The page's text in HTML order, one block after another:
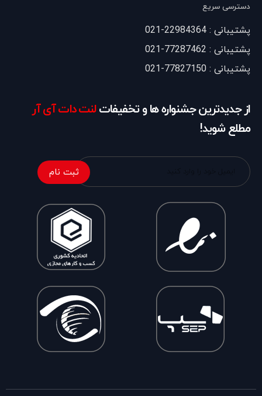
دسترسی سریع
پشتیبانی : 22984364-021
پشتیبانی : 77287462-021
پشتیبانی : 77827150-021
از جدیدترین جشنواره ها و تخفیفاتلنت دات آی آر
مطلع شوید!
ثبت نام